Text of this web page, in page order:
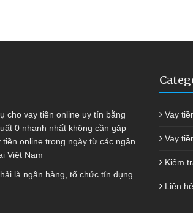
quyết được công việc của mình
cho vay tiền online uy tín bằng
0 nhanh nhất không cần gặp
online trong ngày từ các ngân
Việt Nam
là ngân hàng, tổ chức tín dụng
Vay
Vay
Kiểm
Liên hệ